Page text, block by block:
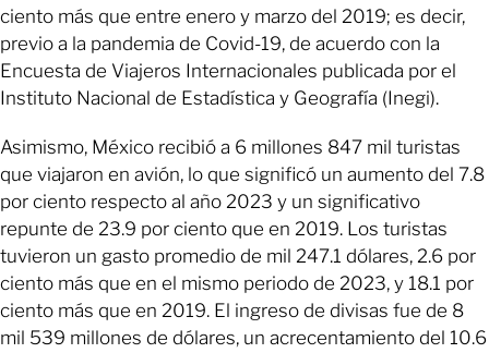
ciento más que entre enero y marzo del 2019; es decir,
previo a la pandemia de Covid-19, de acuerdo con la
Encuesta de Viajeros Internacionales publicada por el
Instituto Nacional de Estadística y Geografía (Inegi).
Asimismo, México recibió a 6 millones 847 mil turistas
que viajaron en avión, lo que significó un aumento del 7.8
por ciento respecto al año 2023 y un significativo
repunte de 23.9 por ciento que en 2019. Los turistas
tuvieron un gasto promedio de mil 247.1 dólares, 2.6 por
ciento más que en el mismo periodo de 2023, y 18.1 por
ciento más que en 2019. El ingreso de divisas fue de 8
mil 539 millones de dólares, un acrecentamiento del 10.6